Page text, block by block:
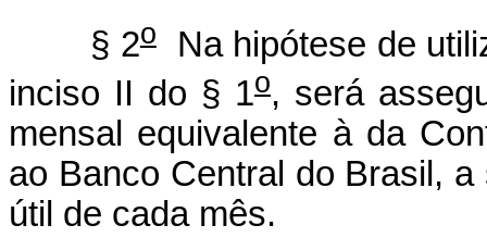
§ 2oNa hipótese de
inciso II do § 1o, será
mensal equivalente à da
ao Banco Central do Brasil,
útil de cada mês.